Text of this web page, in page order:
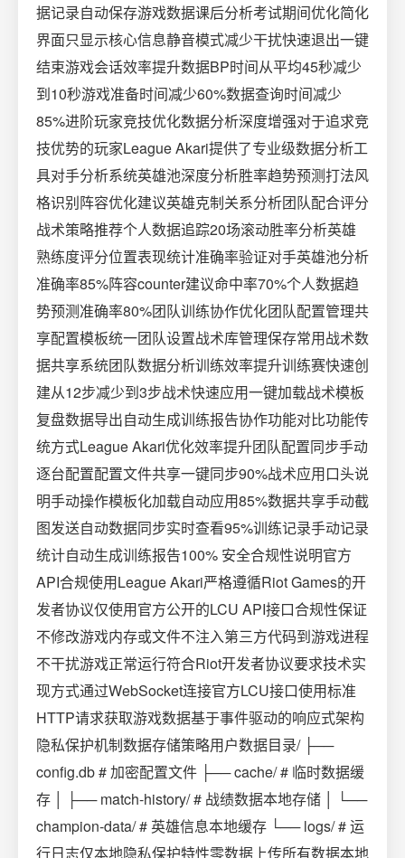
据记录自动保存游戏数据课后分析考试期间优化简化
界面只显示核心信息静音模式减少干扰快速退出一键
结束游戏会话效率提升数据BP时间从平均45秒减少
到10秒游戏准备时间减少60%数据查询时间减少
85%进阶玩家竞技优化数据分析深度增强对于追求竞
技优势的玩家League Akari提供了专业级数据分析工
具对手分析系统英雄池深度分析胜率趋势预测打法风
格识别阵容优化建议英雄克制关系分析团队配合评分
战术策略推荐个人数据追踪20场滚动胜率分析英雄
熟练度评分位置表现统计准确率验证对手英雄池分析
准确率85%阵容counter建议命中率70%个人数据趋
势预测准确率80%团队训练协作优化团队配置管理共
享配置模板统一团队设置战术库管理保存常用战术数
据共享系统团队数据分析训练效率提升训练赛快速创
建从12步减少到3步战术快速应用一键加载战术模板
复盘数据导出自动生成训练报告协作功能对比功能传
统方式League Akari优化效率提升团队配置同步手动
逐台配置配置文件共享一键同步90%战术应用口头说
明手动操作模板化加载自动应用85%数据共享手动截
图发送自动数据同步实时查看95%训练记录手动记录
统计自动生成训练报告100% 安全合规性说明官方
API合规使用League Akari严格遵循Riot Games的开
发者协议仅使用官方公开的LCU API接口合规性保证
不修改游戏内存或文件不注入第三方代码到游戏进程
不干扰游戏正常运行符合Riot开发者协议要求技术实
现方式通过WebSocket连接官方LCU接口使用标准
HTTP请求获取游戏数据基于事件驱动的响应式架构
隐私保护机制数据存储策略用户数据目录/ ├──
config.db # 加密配置文件 ├── cache/ # 临时数据缓
存 │ ├── match-history/ # 战绩数据本地存储 │ └──
champion-data/ # 英雄信息本地缓存 └── logs/ # 运
行日志仅本地隐私保护特性零数据上传所有数据本地